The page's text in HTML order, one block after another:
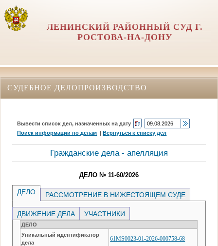
ЛЕНИНСКИЙ РАЙОННЫЙ СУД Г.
РОСТОВА-НА-ДОНУ
СУДЕБНОЕ ДЕЛОПРОИЗВОДСТВО
Вывести список дел, назначенных на дату
Поиск информации по делам |Вернуться к списку дел
Гражданские дела - апелляция
ДЕЛО № 11-60/2026
ДЕЛО РАССМОТРЕНИЕ В НИЖЕСТОЯЩЕМ СУДЕ
ДВИЖЕНИЕ ДЕЛА УЧАСТНИКИ
ДЕЛО
Уникальный идентификатор
дела
61MS0023-01-2026-000758-68